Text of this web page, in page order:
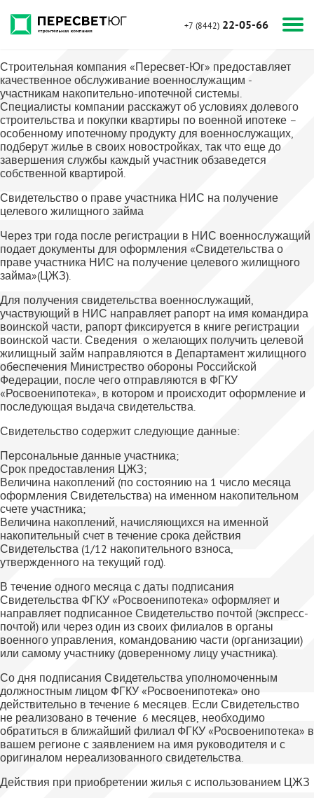
+7 (8442) 22-05-66
Строительная компания «Пересвет-Юг» предоставляет
качественное обслуживание военнослужащим -
участникам накопительно-ипотечной системы.
Специалисты компании расскажут об условиях долевого
строительства и покупки квартиры по военной ипотеке –
особенному ипотечному продукту для военнослужащих,
подберут жилье в своих новостройках, так что еще до
завершения службы каждый участник обзаведется
собственной квартирой.
Свидетельство о праве участника НИС на получение
целевого жилищного займа
Через три года после регистрации в НИС военнослужащий
подает документы для оформления «Свидетельства о
праве участника НИС на получение целевого жилищного
займа»(ЦЖЗ).
Для получения свидетельства военнослужащий,
участвующий в НИС направляет рапорт на имя командира
воинской части, рапорт фиксируется в книге регистрации
воинской части. Сведения о желающих получить целевой
жилищный займ направляются в Департамент жилищного
обеспечения Министрество обороны Российской
Федерации, после чего отправляются в ФГКУ
«Росвоенипотека», в котором и происходит оформление и
последующая выдача свидетельства.
Свидетельство содержит следующие данные:
Персональные данные участника;
Срок предоставления ЦЖЗ;
Величина накоплений (по состоянию на 1 число месяца
оформления Свидетельства) на именном накопительном
счете участника;
Величина накоплений, начисляющихся на именной
накопительный счет в течение срока действия
Свидетельства (1/12 накопительного взноса,
утвержденного на текущий год).
В течение одного месяца с даты подписания
Свидетельства ФГКУ «Росвоенипотека» оформляет и
направляет подписанное Свидетельство почтой (экспресс-
почтой) или через один из своих филиалов в органы
военного управления, командованию части (организации)
или самому участнику (доверенному лицу участника).
Со дня подписания Свидетельства уполномоченным
должностным лицом ФГКУ «Росвоенипотека» оно
действительно в течение 6 месяцев. Если Свидетельство
не реализовано в течение 6 месяцев, необходимо
обратиться в ближайший филиал ФГКУ «Росвоенипотека» в
вашем регионе с заявлением на имя руководителя и с
оригиналом нереализованного свидетельства.
Действия при приобретении жилья с использованием ЦЖЗ